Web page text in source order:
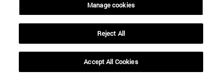
Manage cookies
Reject All
Accept All Cookies